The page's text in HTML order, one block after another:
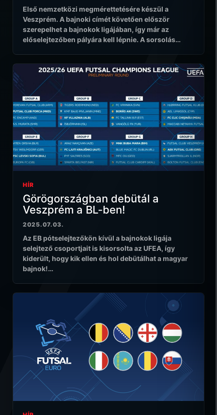
Első nemzetközi megmérettetésére készül a
Veszprém. A bajnoki címét követően először
szerepelhet a bajnokok ligájában, így már az
előselejtezőben pályára kell lépnie. A sorsolás…
HÍR
Görögországban debütál a
Veszprém a BL-ben!
2025.07.03.
Az EB pótselejtezőkön kívül a bajnokok ligája
selejtező csoportjait is kisorsolta az UFEA, így
kiderült, hogy kik ellen és hol debütálhat a magyar
bajnok!…